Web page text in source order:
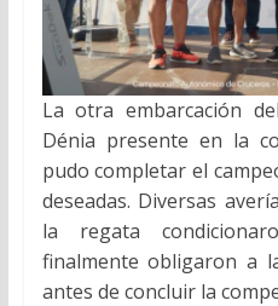
La otra embarcación
Dénia presente en la
pudo completar el
deseadas. Diversas
la regata
finalmente obligaron a
antes de concluir la